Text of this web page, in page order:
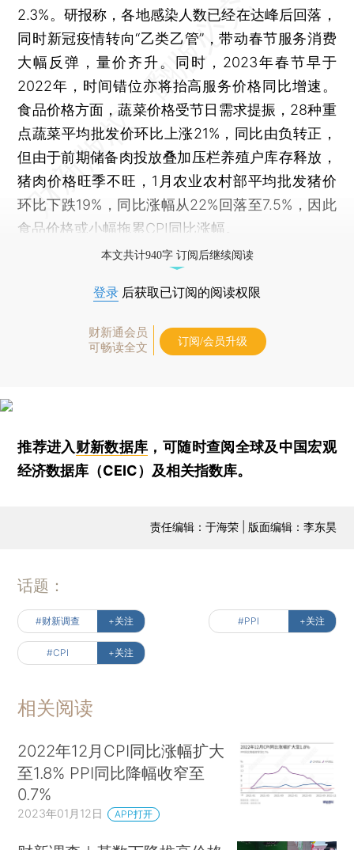
2.3%。研报称，各地感染人数已经在达峰后回落，
同时新冠疫情转向“乙类乙管”，带动春节服务消费
大幅反弹，量价齐升。同时，2023年春节早于
2022年，时间错位亦将抬高服务价格同比增速。
食品价格方面，蔬菜价格受节日需求提振，28种重
点蔬菜平均批发价环比上涨21%，同比由负转正，
但由于前期储备肉投放叠加压栏养殖户库存释放，
猪肉价格旺季不旺，1月农业农村部平均批发猪价
环比下跌19%，同比涨幅从22%回落至7.5%，因此
食品价格或小幅拖累CPI同比涨幅。
本文共计940字 订阅后继续阅读
登录 后获取已订阅的阅读权限
财新通会员
可畅读全文
订阅/会员升级
推荐进入财新数据库 ，可随时查阅全球及中国宏观
经济数据库（CEIC）及相关指数库。
责任编辑：于海荣 | 版面编辑：李东昊
话题：
#财新调查 +关注 #PPI +关注
#CPI +关注
相关阅读
2022年12月CPI同比涨幅扩大
至1.8% PPI同比降幅收窄至
0.7%
2023年01月12日 APP打开